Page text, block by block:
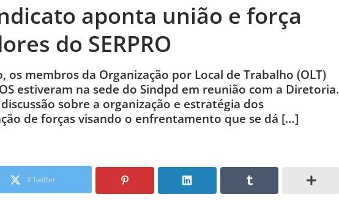
aponta união e força
do SERPRO
os membros da Organização por Local de Trabalho (OLT)
estiveram na sede do Sindpd em reunião com a Diretoria.
sobre a organização e estratégia dos
de forças visando o enfrentamento que se dá […]
X Twitter